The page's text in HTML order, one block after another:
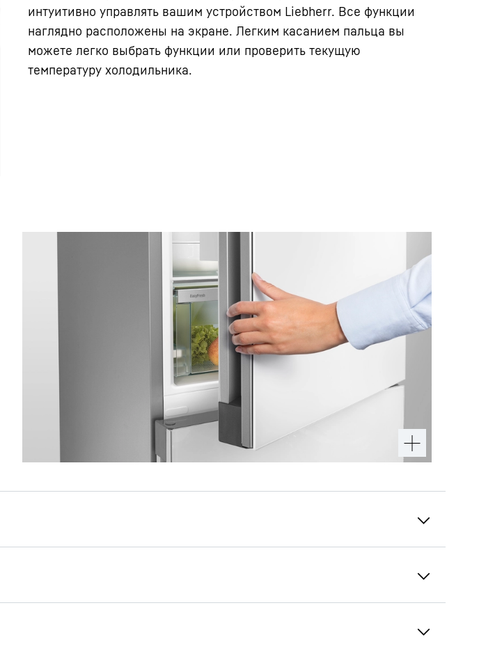
интуитивно управлять вашим устройством Liebherr. Все функции
наглядно расположены на экране. Легким касанием пальца вы
можете легко выбрать функции или проверить текущую
температуру холодильника.
равномерно распределён по вашему